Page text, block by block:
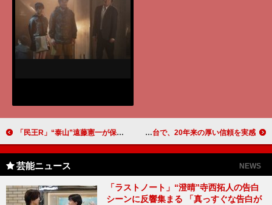
「民王R」“泰山”遠藤憲一が保育園児と入れ替わり首脳会談へ 「子育て世代の母親として、めちゃくちゃ泣けた」 WEST.濵田崇裕＆神山智洋「勝手にシンクロしてる」 W主演のコメディー舞台で、20年来の厚い信頼を実感
芸能ニュース NEWS
「ラストノート」“澄晴”寺西拓人の告白
シーンに反響集まる 「真っすぐな告白が